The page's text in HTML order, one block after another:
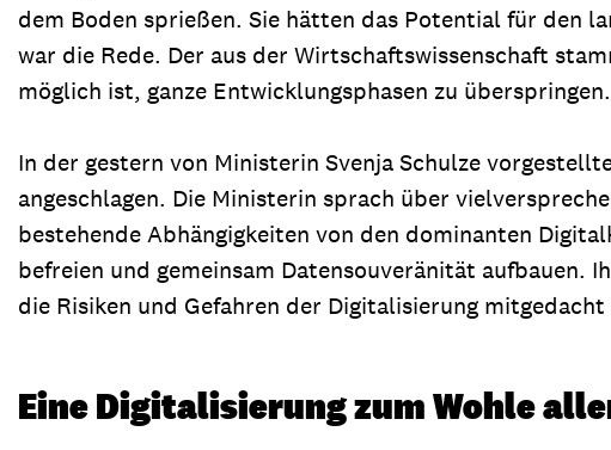
dem Boden sprießen. Sie hätten das Potential für den
war die Rede. Der aus der Wirtschaftswissenschaft
möglich ist, ganze Entwicklungsphasen zu überspringen.
In der gestern von Ministerin Svenja Schulze
angeschlagen. Die Ministerin sprach über
bestehende Abhängigkeiten von den dominanten
befreien und gemeinsam Datensouveränität aufbauen.
die Risiken und Gefahren der Digitalisierung
Eine Digitalisierung zum Wohle